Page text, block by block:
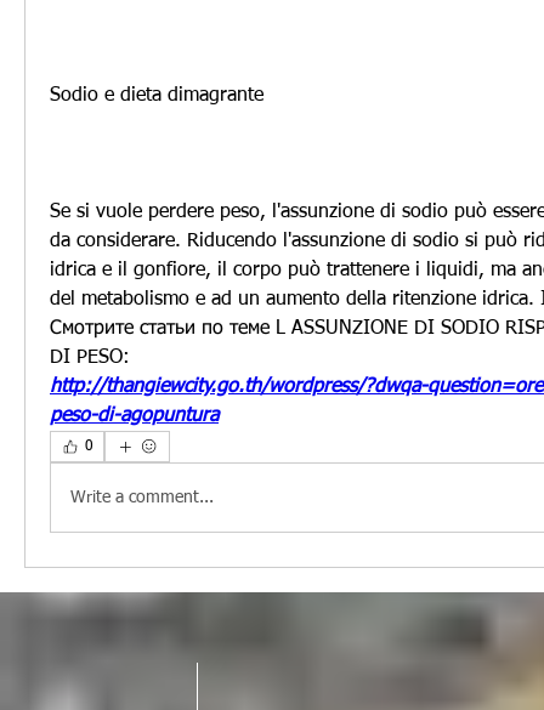
Sodio e dieta dimagrante
Se si vuole perdere peso, l'assunzione di sodio può
da considerare. Riducendo l'assunzione di sodio si può
idrica e il gonfiore, il corpo può trattenere i liquidi, ma
del metabolismo e ad un aumento della ritenzione
Смотрите статьи по теме L ASSUNZIONE DI SODIO
DI PESO:
http://thangiewcity.go.th/wordpress/?dwqa-
peso-di-agopuntura
0
Write a comment...